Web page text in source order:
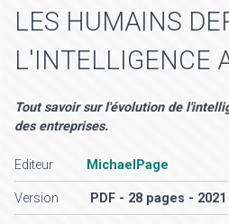
LES HUMAINS
L'INTELLIGENCE
Tout savoir sur l'évolution de
des entreprises.
Editeur MichaelPage
Version PDF - 28 pages -